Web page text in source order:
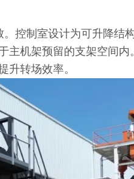
控制室设计为可升降结
主机架预留的支架空间
升转场效率。